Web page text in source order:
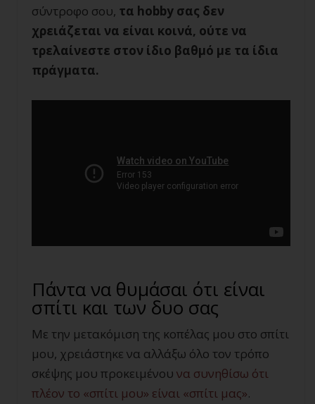
σύντροφο σου, τα hobby σας δεν
χρειάζεται να είναι κοινά, ούτε να
τρελαίνεστε στον ίδιο βαθμό με τα ίδια
πράγματα.
Πάντα να θυμάσαι ότι είναι
σπίτι και των δυο σας
Με την μετακόμιση της κοπέλας μου στο σπίτι
μου, χρειάστηκε να αλλάξω όλο τον τρόπο
σκέψης μου προκειμένου να συνηθίσω ότι
πλέον το «σπίτι μου» είναι «σπίτι μας».